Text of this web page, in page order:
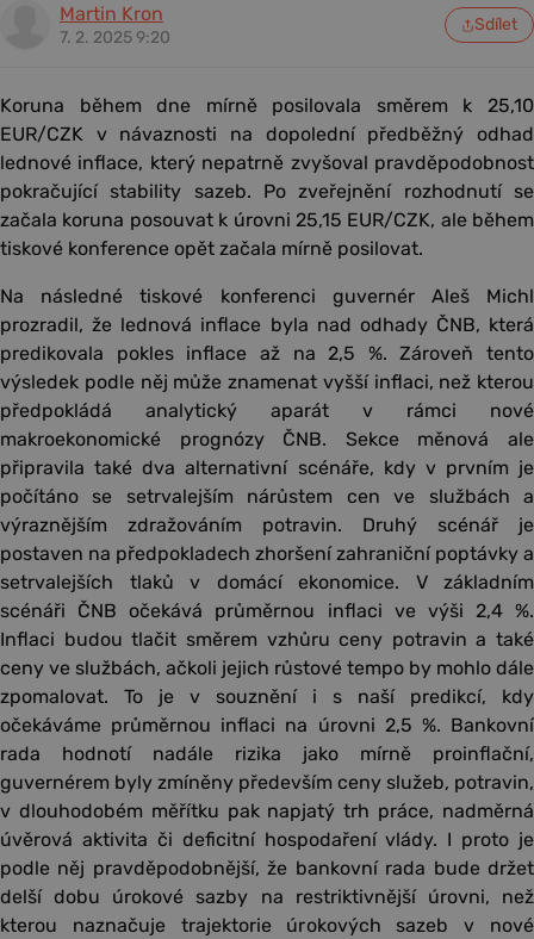
Martin Kron
7. 2. 2025 9:20
Sdílet
Koruna během dne mírně posilovala směrem k 25,10
EUR/CZK v návaznosti na dopolední předběžný odhad
lednové inflace, který nepatrně zvyšoval pravděpodobnost
pokračující stability sazeb. Po zveřejnění rozhodnutí se
začala koruna posouvat k úrovni 25,15 EUR/CZK, ale během
tiskové konference opět začala mírně posilovat.
Na následné tiskové konferenci guvernér Aleš Michl
prozradil, že lednová inflace byla nad odhady ČNB, která
predikovala pokles inflace až na 2,5 %. Zároveň tento
výsledek podle něj může znamenat vyšší inflaci, než kterou
předpokládá analytický aparát v rámci nové
makroekonomické prognózy ČNB. Sekce měnová ale
připravila také dva alternativní scénáře, kdy v prvním je
počítáno se setrvalejším nárůstem cen ve službách a
výraznějším zdražováním potravin. Druhý scénář je
postaven na předpokladech zhoršení zahraniční poptávky a
setrvalejších tlaků v domácí ekonomice. V základním
scénáři ČNB očekává průměrnou inflaci ve výši 2,4 %.
Inflaci budou tlačit směrem vzhůru ceny potravin a také
ceny ve službách, ačkoli jejich růstové tempo by mohlo dále
zpomalovat. To je v souznění i s naší predikcí, kdy
očekáváme průměrnou inflaci na úrovni 2,5 %. Bankovní
rada hodnotí nadále rizika jako mírně proinflační,
guvernérem byly zmíněny především ceny služeb, potravin,
v dlouhodobém měřítku pak napjatý trh práce, nadměrná
úvěrová aktivita či deficitní hospodaření vlády. I proto je
podle něj pravděpodobnější, že bankovní rada bude držet
delší dobu úrokové sazby na restriktivnější úrovni, než
kterou naznačuje trajektorie úrokových sazeb v nové